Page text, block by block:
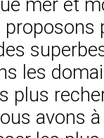
mer et
proposons
les
plus
avons